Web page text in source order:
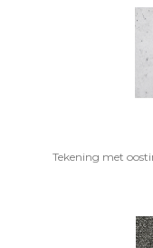
Tekening met